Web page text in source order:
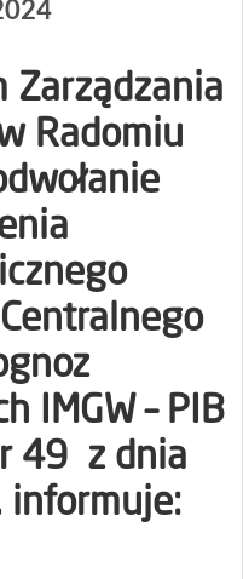
Zarządzania
Radomiu
IMGW – PIB
49 z dnia